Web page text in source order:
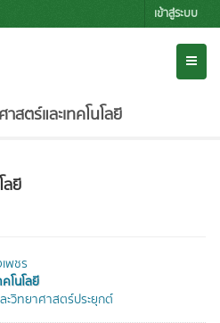
เข้าสู่ระบบ
สตร์และเทคโนโลยี
ลยี
พชร
โนโลยี
วิทยาศาสตร์ประยุกต์